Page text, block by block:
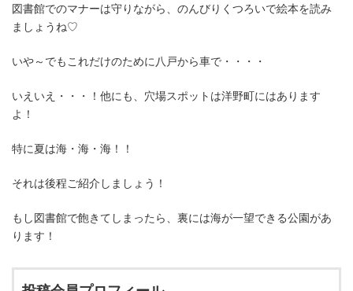
図書館でのマナーは守りながら、のんびりくつろいで絵本を読み
ましょうね♡
いや～でもこれだけのために八戸から車で・・・・
いえいえ・・・！他にも、穴場スポットは洋野町にはあります
よ！
特に夏は海・海・海！！
それは後程ご紹介しましょう！
もし図書館で飽きてしまったら、裏には海が一望できる公園があ
ります！